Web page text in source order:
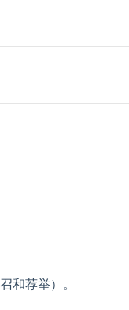
和荐举）。